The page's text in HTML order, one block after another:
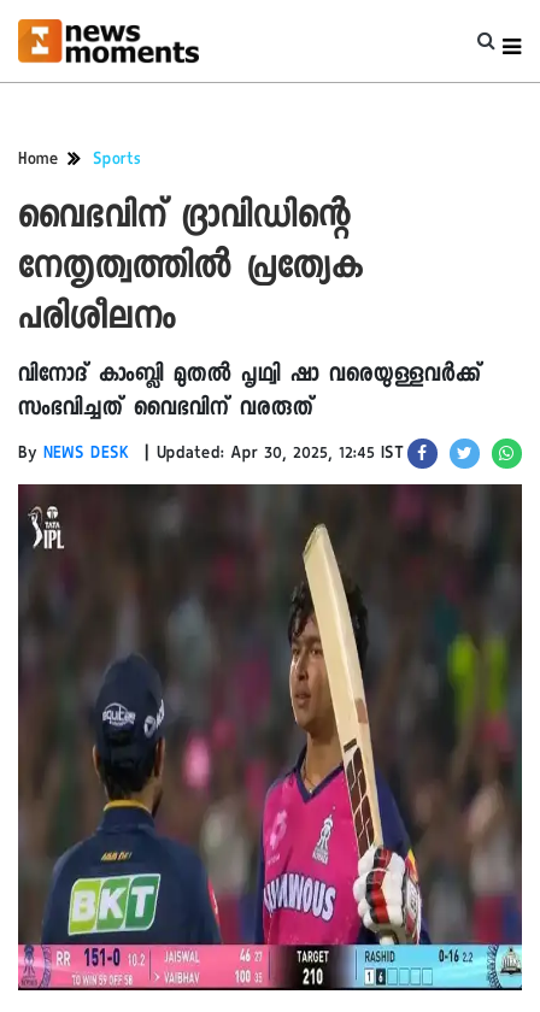
Home Sports
വൈഭവിന് ദ്രാവിഡിന്റെ
നേതൃത്വത്തിൽ പ്രത്യേക
പരിശീലനം
വിനോദ് കാംബ്ലി മുതൽ പൃഥ്വി ഷാ വരെയുള്ളവർക്ക്
സംഭവിച്ചത് വൈഭവിന് വരരുത്
By NEWS DESK | Updated: Apr 30, 2025, 12:45 IST